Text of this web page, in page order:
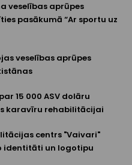
veselības aprūpes
pasākumā “Ar sportu uz
veselības aprūpes
15 000 ASV dolāru
karavīru rehabilitācijai
centrs "Vaivari"
identitāti un logotipu